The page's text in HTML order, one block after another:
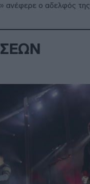
ανέφερε ο αδελφός της